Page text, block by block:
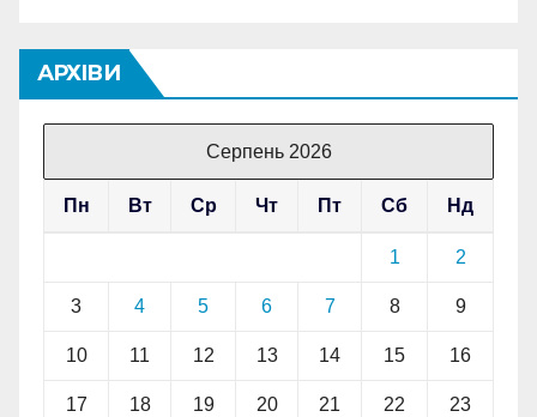
АРХІВИ
Серпень 2026
Пн Вт Ср Чт Пт Сб Нд
1 2
3 4 5 6 7 8 9
10 11 12 13 14 15 16
17 18 19 20 21 22 23